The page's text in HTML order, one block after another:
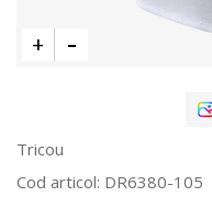
Tricou
Cod articol: DR6380-105